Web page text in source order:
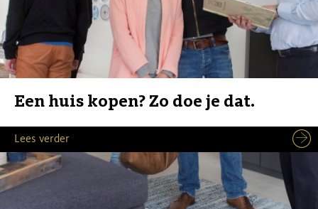
Een huis kopen? Zo doe je dat.
Lees verder